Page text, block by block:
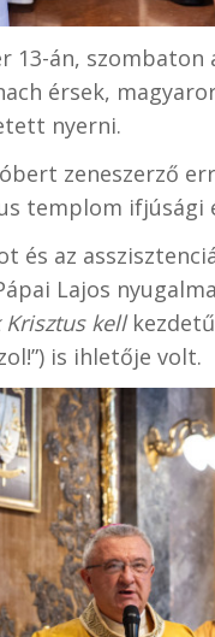
13-án, szombaton
érsek,
nyerni.
zeneszerző
templom ifjúsági
és az
Lajos
kell
is ihletője volt.